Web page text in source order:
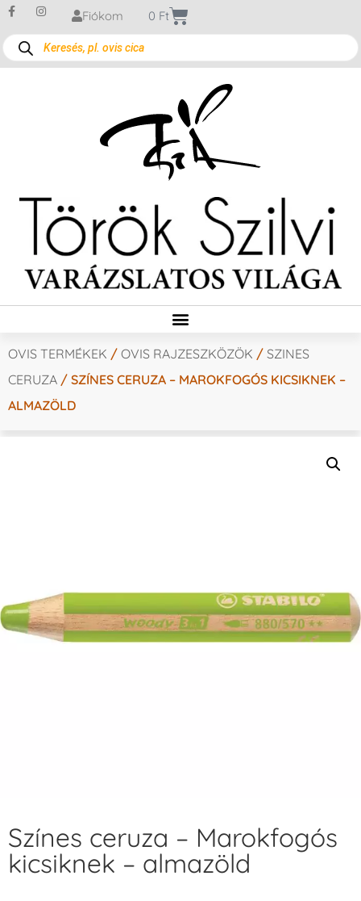
Fiókom 0 Ft
OVIS TERMÉKEK / OVIS RAJZESZKÖZÖK / SZINES
CERUZA / SZÍNES CERUZA – MAROKFOGÓS KICSIKNEK –
ALMAZÖLD
Színes ceruza – Marokfogós
kicsiknek – almazöld